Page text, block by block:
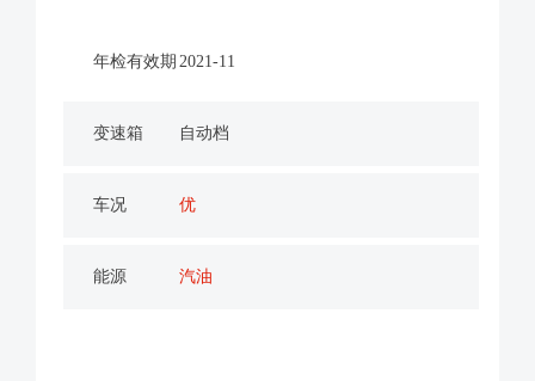
年检有效期 2021-11
变速箱 自动档
车况 优
能源 汽油